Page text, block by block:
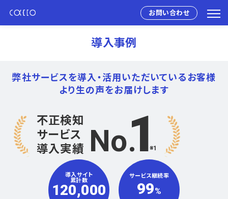
お問い合わせ
導入事例
弊社サービスを導入・活用いただいている お客様
より生の声をお届けします
不正検知
サービス
導入実績 No1※1
導入サイト
累計数
120,000
サービス継続率
99%